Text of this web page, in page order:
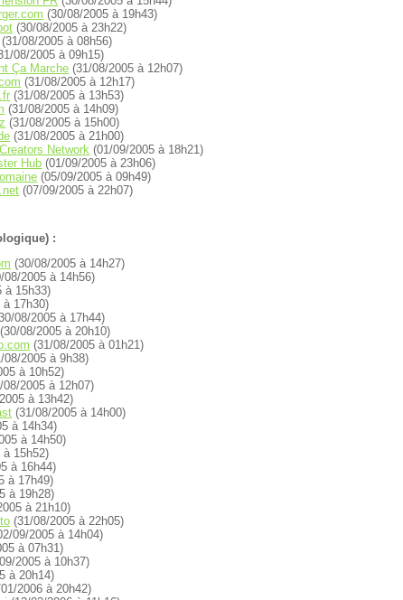
(30/08/2005 à 19h43)
(30/08/2005 à 23h22)
(31/08/2005 à 08h56)
08/2005 à 09h15)
Ça Marche (31/08/2005 à 12h07)
(31/08/2005 à 12h17)
(31/08/2005 à 13h53)
(31/08/2005 à 14h09)
(31/08/2005 à 15h00)
(31/08/2005 à 21h00)
Network (01/09/2005 à 18h21)
Hub (01/09/2005 à 23h06)
(05/09/2005 à 09h49)
(07/09/2005 à 22h07)
:
(30/08/2005 à 14h27)
08/2005 à 14h56)
à 15h33)
à 17h30)
08/2005 à 17h44)
(30/08/2005 à 20h10)
(31/08/2005 à 01h21)
08/2005 à 9h38)
à 10h52)
08/2005 à 12h07)
à 13h42)
(31/08/2005 à 14h00)
à 14h34)
à 14h50)
à 15h52)
à 16h44)
à 17h49)
à 19h28)
à 21h10)
(31/08/2005 à 22h05)
09/2005 à 14h04)
à 07h31)
2005 à 10h37)
à 20h14)
2006 à 20h42)